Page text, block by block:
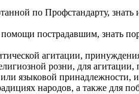
по Профстандарту,
пострадавшим, знать
агитации,
розни, для
языковой
народов, а также для